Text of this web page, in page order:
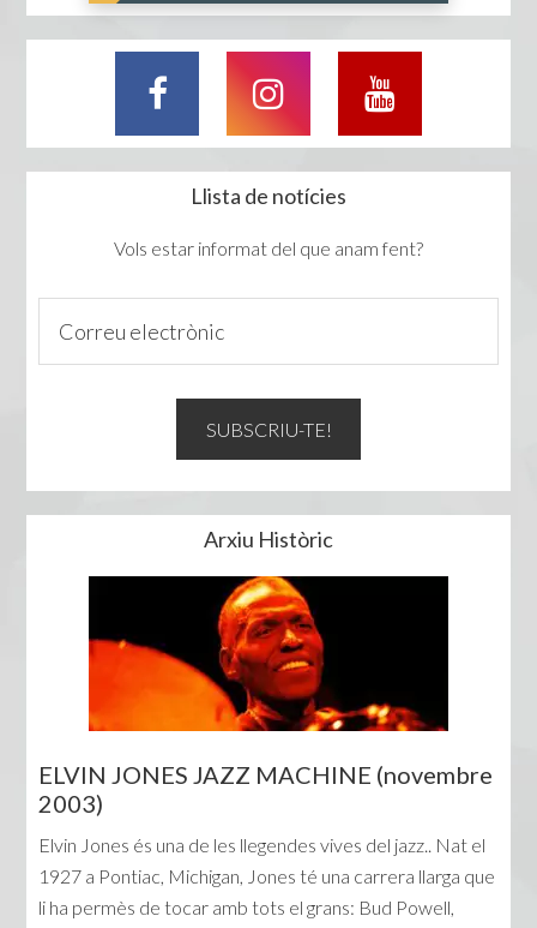
Llista de notícies
Vols estar informat del que anam fent?
Arxiu Històric
ELVIN JONES JAZZ MACHINE (novembre
2003)
Elvin Jones és una de les llegendes vives del jazz.. Nat el
1927 a Pontiac, Michigan, Jones té una carrera llarga que
li ha permès de tocar amb tots el grans: Bud Powell,